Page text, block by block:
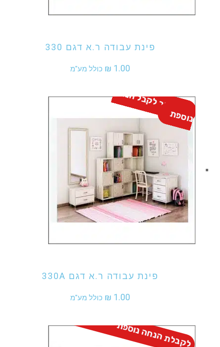
פינת עבודה ר.א דגם 330
₪ 1.00 כולל מע"מ
ה
ת
ק
ש
ר
ל
ק
ב
ל
ה
נ
ח
ה
נו
ס
פ
ת
פינת עבודה ר.א דגם 330A
₪ 1.00 כולל מע"מ
לקבלת הנחה נוספת - התקשר